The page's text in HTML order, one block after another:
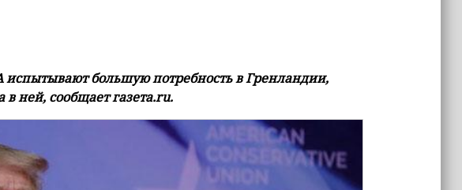
большую потребность в Гренландии,
в ней, сообщает газета.ru.